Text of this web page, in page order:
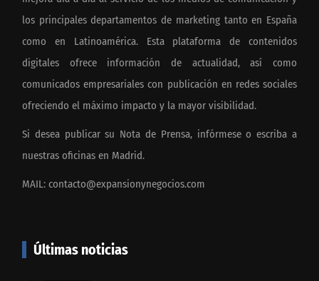
los principales departamentos de marketing tanto en España
como en Latinoamérica. Esta plataforma de contenidos
digitales ofrece información de actualidad, así como
comunicados empresariales con publicación en redes sociales
ofreciendo el máximo impacto y la mayor visibilidad.
Si desea publicar su Nota de Prensa, infórmese o escriba a
nuestras oficinas en Madrid.
MAIL: contacto@expansionynegocios.com
Últimas noticias